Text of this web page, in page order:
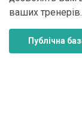
ваших
Публічна